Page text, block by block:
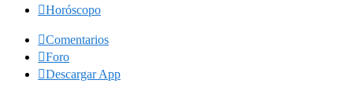
Horóscopo
Comentarios
Foro
Descargar App